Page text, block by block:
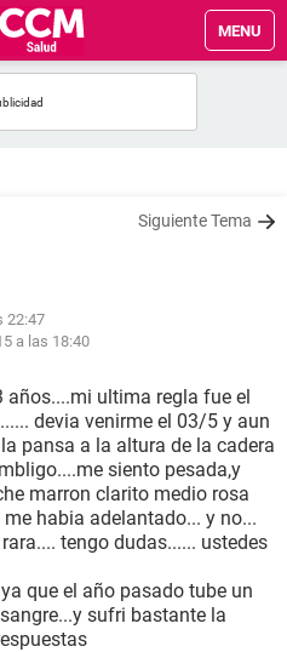
MENU
Siguiente Tema
22:47
a las 18:40
años....mi ultima regla fue el
devia venirme el 03/5 y aun
pansa a la altura de la cadera
siento pesada,y
marron clarito medio rosa
habia adelantado... y no...
tengo dudas...... ustedes
que el año pasado tube un
sufri bastante la